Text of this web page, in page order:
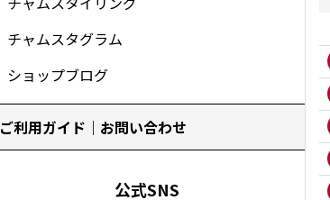
チャムスタグラム
ショップブログ
ご利用ガイド｜お問い合わせ
公式SNS